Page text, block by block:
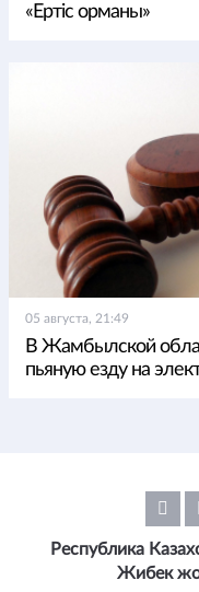
«Ертіс орманы»
05 августа, 21:49
В Жамбылской
пьяную езду на
Республика
Жибек